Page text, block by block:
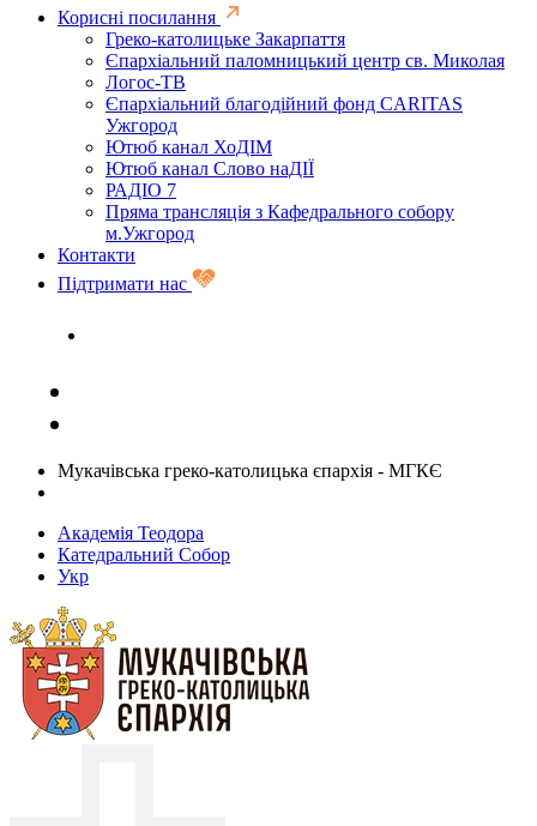
Корисні посилання
Греко-католицьке Закарпаття
Єпархіальний паломницький центр св. Миколая
Логос-ТВ
Єпархіальний благодійний фонд CARITAS
Ужгород
Ютюб канал ХоДІМ
Ютюб канал Слово наДІЇ
РАДІО 7
Пряма трансляція з Кафедрального собору
м.Ужгород
Контакти
Підтримати нас
Мукачівська греко-католицька єпархія - МГКЄ
Академія Теодора
Катедральний Собор
Укр